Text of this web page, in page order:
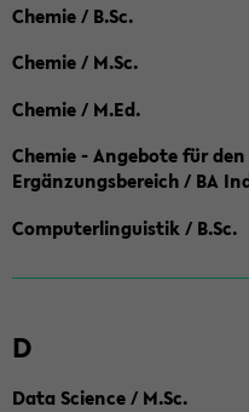
Chemie / B.Sc.
Chemie / M.Sc.
Chemie / M.Ed.
Chemie - Angebote für
Ergänzungsbereich / BA
Computerlinguistik / B.Sc.
D
Data Science / M.Sc.